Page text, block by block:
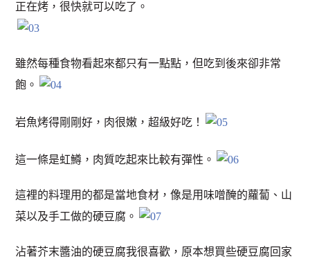
正在烤，很快就可以吃了。
雖然每種食物看起來都只有一點點，但吃到後來卻非常
飽。
岩魚烤得剛剛好，肉很嫩，超級好吃！
這一條是虹鱒，肉質吃起來比較有彈性。
這裡的料理用的都是當地食材，像是用味噌醃的蘿蔔、山
菜以及手工做的硬豆腐。
沾著芥末醬油的硬豆腐我很喜歡，原本想買些硬豆腐回家